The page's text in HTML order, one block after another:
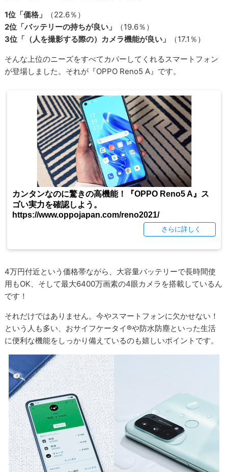
1位「価格」
（22.6％）
2位「バッテリーの持ちが良い」
（19.6％）
3位「（人を撮影する際の）カメラ機能が良い」
（17.1％）
そんな上位のニーズをすべてカバーしてくれるスマートフォン
が登場しました。それが『OPPO Reno5 A』です。
4万円付近という価格帯ながら、大容量バッテリーで長時間使
用もOK、そして最大6400万画素の4眼カメラを搭載しているん
です！
それだけではありません。今やスマートフォンに欠かせない！
という人も多い、おサイフケータイ®や防水防塵といった生活
に便利な機能をしっかり備えているのも嬉しいポイントです。